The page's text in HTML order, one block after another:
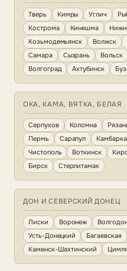
Тверь Кимры Углич
Кострома
Кинешма
Козьмодемьянск
Волжск
Самара
Сызрань Вольск
Волгоград
Ахтубинск
ОКА, КАМА, ВЯТКА, БЕЛАЯ
Серпухов Коломна
Пермь
Сарапул Камбарка
Чистополь
Воткинск
Бирск
Стерлитамак
ДОН И СЕВЕРСКИЙ ДОНЕЦ
Лиски Воронеж
Усть-Донецкий
Багаевская
Каменск-Шахтинский